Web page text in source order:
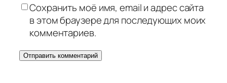
Сохранить моё имя, email и адрес сайта
в этом браузере для последующих моих
комментариев.